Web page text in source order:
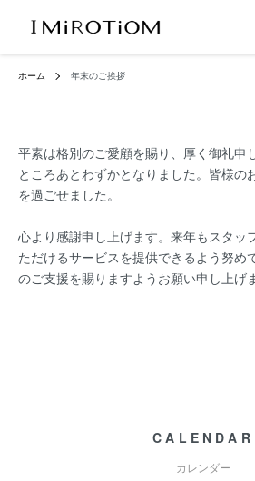
ホーム 年末のご挨拶
平素は格別のご愛顧を賜り、厚く御礼申
ところあとわずかとなりました。皆様の
を過ごせました。
心より感謝申し上げます。来年もスタッ
ただけるサービスを提供できるよう努め
のご支援を賜りますようお願い申し上げ
CALENDAR
カレンダー